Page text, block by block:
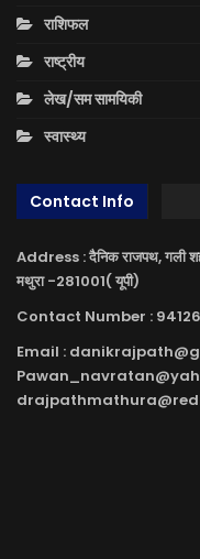
राशिफल
राष्ट्रीय
लेख/सम सामयिकी
स्वास्थ्य
Contact Info
Address : दैनिक राजपथ, गली
मथुरा -281001( यूपी)
Contact Number :
Email :